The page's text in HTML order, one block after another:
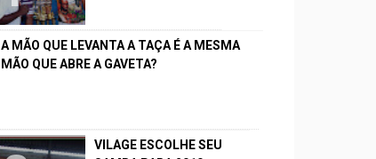
A MÃO QUE LEVANTA A TAÇA É A MESMA
MÃO QUE ABRE A GAVETA?
VILAGE ESCOLHE SEU